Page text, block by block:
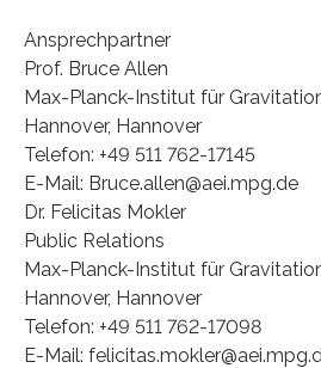
Ansprechpartner
Prof. Bruce Allen
Max-Planck-Institut für
Hannover, Hannover
Telefon: +49 511 762-17145
E-Mail: Bruce.allen@aei.mpg.de
Dr. Felicitas Mokler
Public Relations
Max-Planck-Institut für
Hannover, Hannover
Telefon: +49 511 762-17098
E-Mail: